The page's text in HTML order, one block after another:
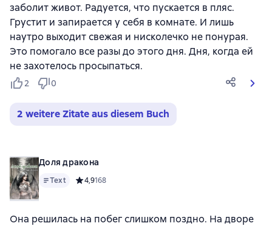
заболит живот. Радуется, что пускается в пляс.
Грустит и запирается у себя в комнате. И лишь
наутро выходит свежая и нисколечко не понурая.
Это помогало все разы до этого дня. Дня, когда ей
не захотелось просыпаться.
2 0
2 weitere Zitate aus diesem Buch
Доля дракона
Text Средний рейтинг 4,9 на основе 168 оценок
4,9168
Она решилась на побег слишком поздно. На дворе